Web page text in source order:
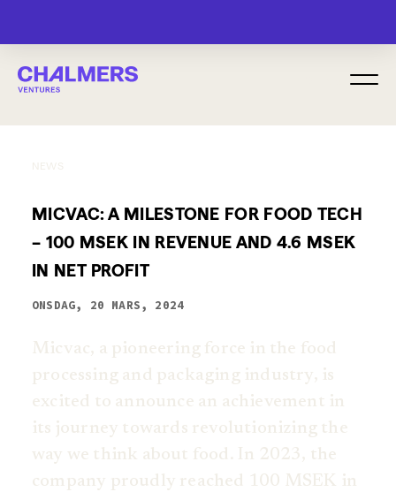
NEWS
MICVAC: A MILESTONE FOR FOOD TECH
– 100 MSEK IN REVENUE AND 4.6 MSEK
IN NET PROFIT
ONSDAG, 20 MARS, 2024
Micvac, a pioneering force in the food
processing and packaging industry, is
excited to announce an achievement in
its journey towards revolutionizing the
way we think about food. In 2023, the
company proudly reached 100 MSEK in